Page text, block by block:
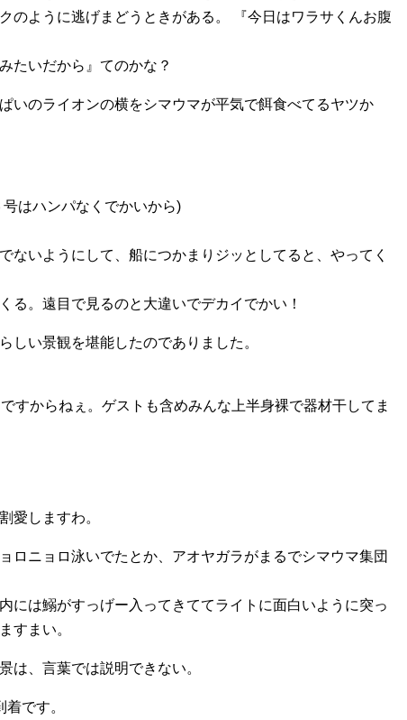
のように逃げまどうときがある。 『今日はワラサくんお腹
たいだから』てのかな？
いのライオンの横をシマウマが平気で餌食べてるヤツか
はハンパなくでかいから)
ないようにして、船につかまりジッとしてると、やってく
る。遠目で見るのと大違いでデカイでかい！
しい景観を堪能したのでありました。
すからねぇ。ゲストも含めみんな上半身裸で器材干してま
愛しますわ。
ロニョロ泳いでたとか、アオヤガラがまるでシマウマ集団
には鰯がすっげー入ってきててライトに面白いように突っ
すまい。
は、言葉では説明できない。
です。